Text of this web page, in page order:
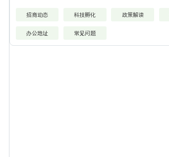
招商动态 科技孵化 政策解读
办公地址 常见问题